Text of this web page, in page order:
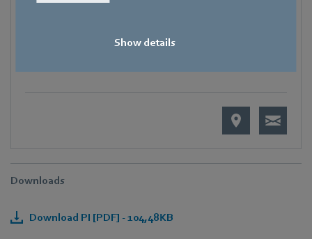
Show details
Downloads
Download PI [PDF] - 104,48KB